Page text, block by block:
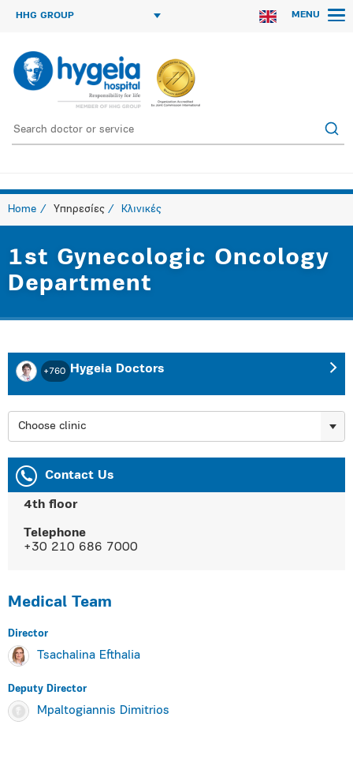
HHG GROUP MENU
Home Υπηρεσίες Κλινικές
1st Gynecologic Oncology
Department
+760 Hygeia Doctors
Choose clinic
Contact Us
4th floor
Telephone
+30 210 686 7000
Medical Team
Director
Tsachalina Efthalia
Deputy Director
Mpaltogiannis Dimitrios